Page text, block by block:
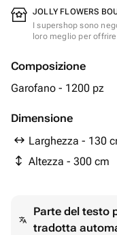
JOLLY FLOWERS
I supershop sono
loro meglio per
Composizione
Garofano - 1200 pz
Dimensione
Larghezza - 130
Altezza - 300 cm
Parte del testo
tradotta